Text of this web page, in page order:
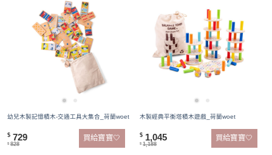
幼兒木製記憶積木-交通工具大集合_荷蘭woet
$ 729
$ 828
買給寶寶🤍
木製經典平衡塔積木遊戲_荷蘭woet
$ 1,045
$ 1,188
買給寶寶🤍